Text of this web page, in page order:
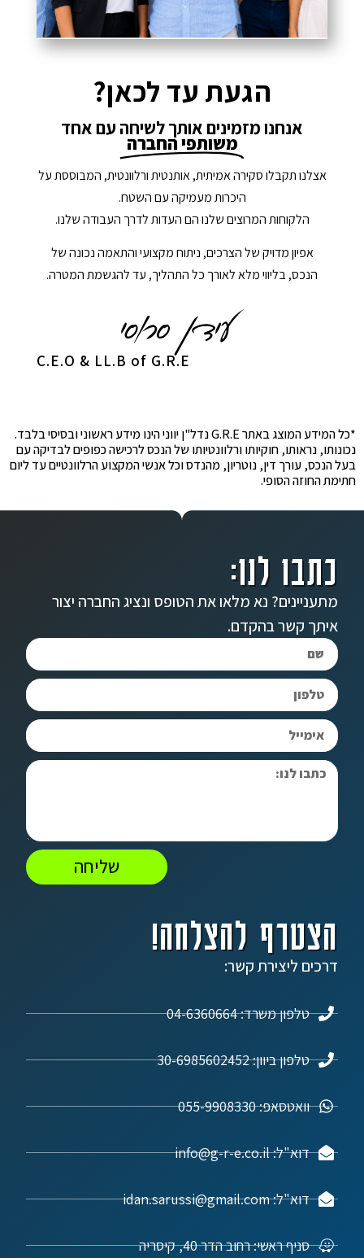
הגעת עד לכאן?
אנחנו מזמינים אותך לשיחה עם אחד
משותפי החברה
אצלנו תקבלו סקירה אמיתית, אותנטית ורלוונטית, המבוססת על
היכרות מעמיקה עם השטח.
הלקוחות המרוצים שלנו הם העדות לדרך העבודה שלנו.
אפיון מדויק של הצרכים, ניתוח מקצועי והתאמה נכונה של
הנכס, בליווי מלא לאורך כל התהליך, עד להגשמת המטרה.
C.E.O & LL.B of G.R.E
*כל המידע המוצג באתר G.R.E נדל"ן יווני הינו מידע ראשוני ובסיסי בלבד.
נכונותו, נראותו, חוקיותו ורלוונטיותו של הנכס לרכישה כפופים לבדיקה עם
בעל הנכס, עורך דין, נוטריון, מהנדס וכל אנשי המקצוע הרלוונטיים עד ליום
חתימת החוזה הסופי.
הצטרף להצלחה!
דרכים ליצירת קשר:
טלפון משרד: 04-6360664
טלפון ביוון: 30-6985602452
וואטסאפ: 055-9908330
דוא"ל: info@g-r-e.co.il
דוא"ל: idan.sarussi@gmail.com
סניף ראשי: רחוב הדר 40, קיסריה
כתבו לנו:
מתעניינים? נא מלאו את הטופס ונציג החברה יצור
איתך קשר בהקדם.
שליחה